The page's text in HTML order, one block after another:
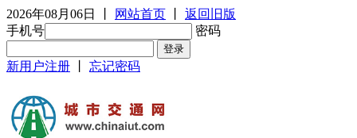
2026年08月06日 网站首页
返回旧版
手机号
密码
新用户注册 忘记密码